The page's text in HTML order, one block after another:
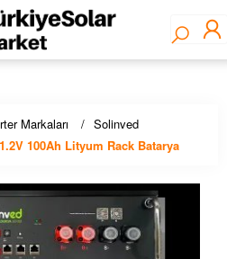
Yetkili Bayisi ☀️ Solar
EV Şarj Çözümleri - Stoktan
Teslimat!
Markaları
Solinved
100Ah Lityum Rack Batarya